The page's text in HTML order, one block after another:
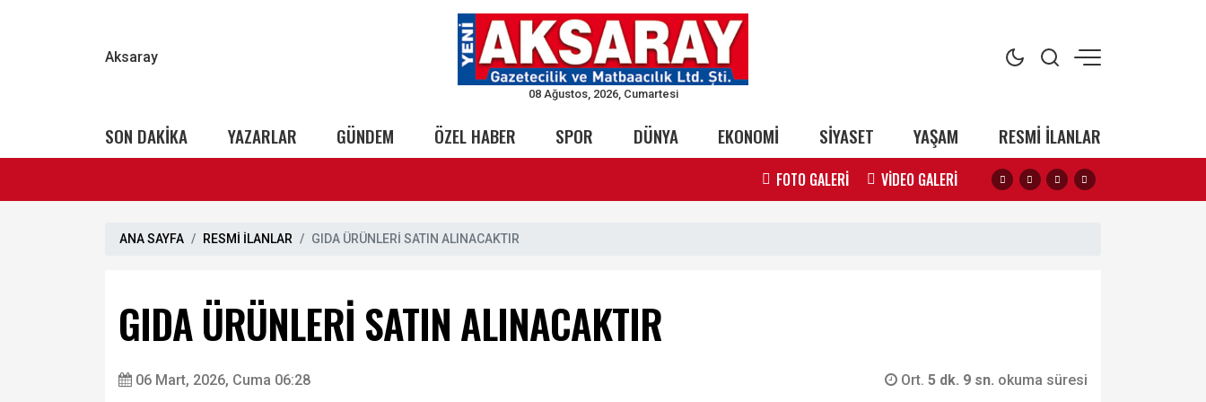
Aksaray
08 Ağustos, 2026, Cumartesi
SON DAKİKA YAZARLAR GÜNDEM ÖZEL HABER SPOR DÜNYA EKONOMİ SİYASET YAŞAM RESMİ İLANLAR
FOTO GALERİ VİDEO GALERİ
ANA SAYFA RESMİ İLANLAR GIDA ÜRÜNLERİ SATIN ALINACAKTIR
GIDA ÜRÜNLERİ SATIN ALINACAKTIR
06 Mart, 2026, Cuma 06:28 Ort. 5 dk. 9 sn. okuma süresi